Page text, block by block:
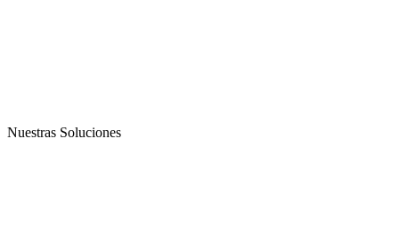
Nuestras Soluciones